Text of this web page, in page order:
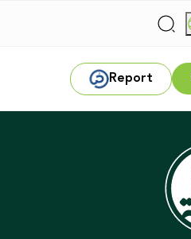
|
Report